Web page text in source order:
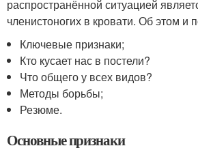
распространённой ситуацией
членистоногих в кровати. Об этом и
Ключевые признаки;
Кто кусает нас в постели?
Что общего у всех видов?
Методы борьбы;
Резюме.
Основные признаки